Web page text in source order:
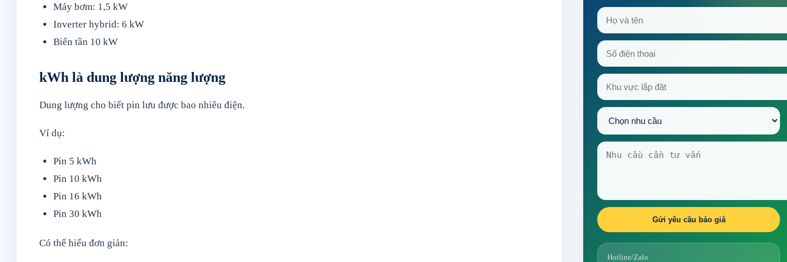
Máy bơm: 1,5 kW
Inverter hybrid: 6 kW
Biến tần 10 kW
kWh là dung lượng năng lượng
Dung lượng cho biết pin lưu được bao nhiêu điện.
Ví dụ:
Pin 5 kWh
Pin 10 kWh
Pin 16 kWh
Pin 30 kWh
Có thể hiểu đơn giản:
Gửi yêu cầu báo giá
Hotline/Zalo